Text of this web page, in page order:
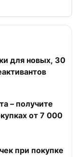
для новых, 30
– получите
от 7 000
при покупке